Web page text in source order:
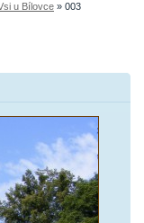
u Bílovce » 003